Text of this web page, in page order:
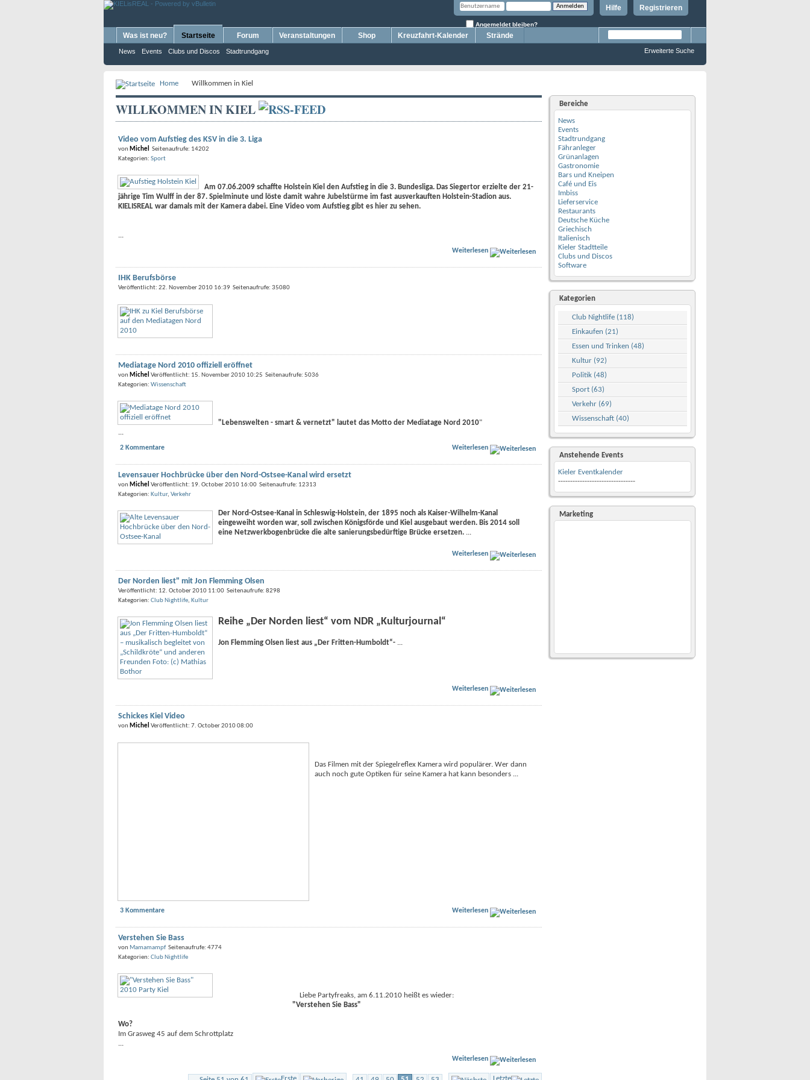
Registrieren
Hilfe
Angemeldet bleiben?
Was ist neu? Startseite
News Events Clubs und Discos Stadtrundgang
Forum Veranstaltungen Shop Kreuzfahrt-Kalender Strände
Erweiterte Suche
Home Willkommen in Kiel
WILLKOMMEN IN KIEL
Video vom Aufstieg des KSV in die 3. Liga
von Michel
Seitenaufrufe: 14202
Kategorien: Sport
Am 07.06.2009 schaffte Holstein Kiel den Aufstieg in die 3. Bundesliga. Das Siegertor erzielte der 21-
jährige Tim Wulff in der 87. Spielminute und löste damit wahre Jubelstürme im fast ausverkauften Holstein-Stadion aus.
KIELISREAL war damals mit der Kamera dabei. Eine Video vom Aufstieg gibt es hier zu sehen.
Weiterlesen
IHK Berufsbörse
Veröffentlicht: 22. November 2010 16:39 Seitenaufrufe: 35080
Mediatage Nord 2010 offiziell eröffnet
von Michel Veröffentlicht: 15. November 2010 10:25 Seitenaufrufe: 5036
Kategorien: Wissenschaft
"Lebenswelten - smart & vernetzt" lautet das Motto der Mediatage Nord 2010"
Weiterlesen
2 Kommentare
Levensauer Hochbrücke über den Nord-Ostsee-Kanal wird ersetzt
von Michel Veröffentlicht: 19. October 2010 16:00 Seitenaufrufe: 12313
Kategorien: Kultur, Verkehr
Der Nord-Ostsee-Kanal in Schleswig-Holstein, der 1895 noch als Kaiser-Wilhelm-Kanal
eingeweiht worden war, soll zwischen Königsförde und Kiel ausgebaut werden. Bis 2014 soll
eine Netzwerkbogenbrücke die alte sanierungsbedürftige Brücke ersetzen.
Weiterlesen
Der Norden liest" mit Jon Flemming Olsen
Veröffentlicht: 12. October 2010 11:00 Seitenaufrufe: 8298
Kategorien: Club Nightlife, Kultur
Reihe „Der Norden liest“ vom NDR „Kulturjournal“
Jon Flemming Olsen liest aus „Der Fritten-Humboldt“-
Weiterlesen
Schickes Kiel Video
von Michel Veröffentlicht: 7. October 2010 08:00
Das Filmen mit der Spiegelreflex Kamera wird populärer. Wer dann
auch noch gute Optiken für seine Kamera hat kann besonders ...
Weiterlesen
3 Kommentare
Verstehen Sie Bass
von MamamampfSeitenaufrufe: 4774
Kategorien: Club Nightlife
Liebe Partyfreaks, am 6.11.2010 heißt es wieder:
"Verstehen Sie Bass"
Wo?
Im Grasweg 45 auf dem Schrottplatz
Weiterlesen
Erste Letzte
Bereiche
News
Events
Stadtrundgang
Fähranleger
Grünanlagen
Gastronomie
Bars und Kneipen
Café und Eis
Imbiss
Lieferservice
Restaurants
Deutsche Küche
Griechisch
Italienisch
Kieler Stadtteile
Clubs und Discos
Software
Kategorien
Club Nightlife (118)
Einkaufen (21)
Essen und Trinken (48)
Kultur (92)
Politik (48)
Sport (63)
Verkehr (69)
Wissenschaft (40)
Anstehende Events
Kieler Eventkalender
--------------------------------
Marketing